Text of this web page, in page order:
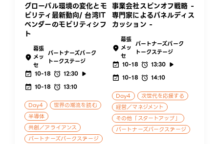
グローバル環境の変化とモ
ビリティ最新動向/ 台湾IT
ベンダーのモビリティシフ
ト
幕張
メッ
セ
パートナーズパーク
トークステージ
10-18
12:30
10-18
13:10
Day4
世界の潮流を読む
半導体
共創／アライアンス
パートナーズパークステージ
事業会社スピンオフ戦略 -
専門家によるパネルディス
カッション -
幕張
メッ
セ
パートナーズパーク
トークステージ
10-18
13:30
10-18
14:10
Day4
次世代を応援する
経営／マネジメント
その他「スタートアップ」
パートナーズパークステージ